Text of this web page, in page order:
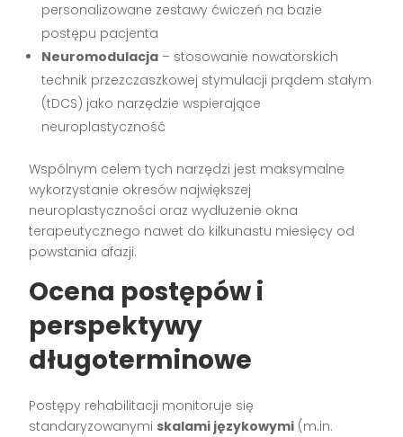
personalizowane zestawy ćwiczeń na bazie
postępu pacjenta
Neuromodulacja – stosowanie nowatorskich
technik przezczaszkowej stymulacji prądem stałym
(tDCS) jako narzędzie wspierające
neuroplastyczność
Wspólnym celem tych narzędzi jest maksymalne
wykorzystanie okresów największej
neuroplastyczności oraz wydłużenie okna
terapeutycznego nawet do kilkunastu miesięcy od
powstania afazji.
Ocena postępów i
perspektywy
długoterminowe
Postępy rehabilitacji monitoruje się
standaryzowanymi skalami językowymi (m.in.